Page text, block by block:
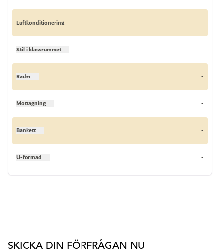
Luftkonditionering
Stil i klassrummet -
Rader -
Mottagning -
Bankett -
U-formad -
SKICKA DIN FÖRFRÅGAN NU